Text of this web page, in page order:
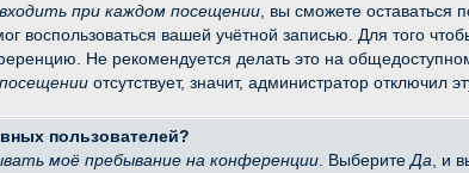
при каждом посещении , вы сможете
воспользоваться вашей учётной записью. Для того
Не рекомендуется делать это на
отсутствует, значит, администратор отключил
пользователей?
моё пребывание на конференции . Выберите Да , и